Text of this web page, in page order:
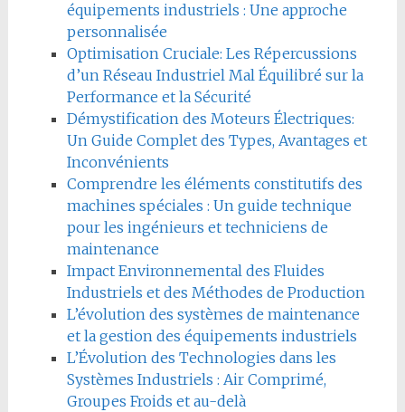
équipements industriels : Une approche
personnalisée
Optimisation Cruciale: Les Répercussions
d’un Réseau Industriel Mal Équilibré sur la
Performance et la Sécurité
Démystification des Moteurs Électriques:
Un Guide Complet des Types, Avantages et
Inconvénients
Comprendre les éléments constitutifs des
machines spéciales : Un guide technique
pour les ingénieurs et techniciens de
maintenance
Impact Environnemental des Fluides
Industriels et des Méthodes de Production
L’évolution des systèmes de maintenance
et la gestion des équipements industriels
L’Évolution des Technologies dans les
Systèmes Industriels : Air Comprimé,
Groupes Froids et au-delà